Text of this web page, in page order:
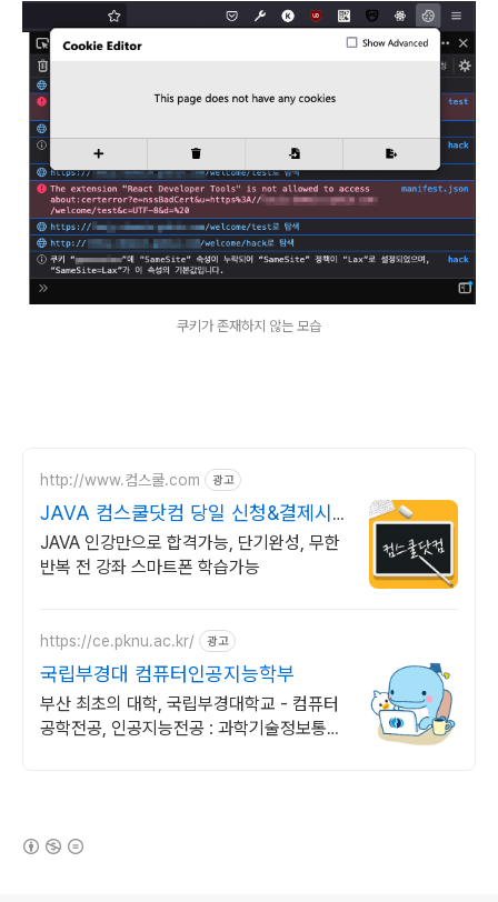
쿠키가 존재하지 않는 모습
http://www.컴스쿨.com 광고
JAVA 컴스쿨닷컴 당일 신청&결제시
기프티콘!
JAVA 인강만으로 합격가능, 단기완성, 무한
반복 전 강좌 스마트폰 학습가능
https://ce.pknu.ac.kr/ 광고
국립부경대 컴퓨터인공지능학부
부산 최초의 대학, 국립부경대학교 - 컴퓨터
공학전공, 인공지능전공 : 과학기술정보통신